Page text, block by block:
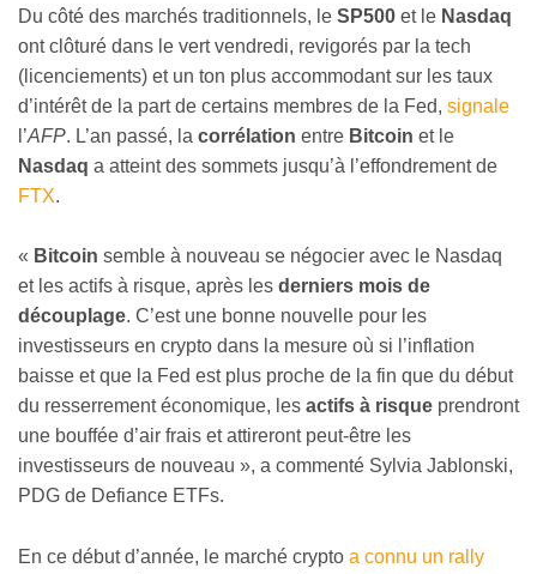
Du côté des marchés traditionnels, le SP500 et le Nasdaq
ont clôturé dans le vert vendredi, revigorés par la tech
(licenciements) et un ton plus accommodant sur les taux
d’intérêt de la part de certains membres de la Fed, signale
l’AFP. L’an passé, la corrélation entre Bitcoin et le
Nasdaq a atteint des sommets jusqu’à l’effondrement de
FTX.
« Bitcoin semble à nouveau se négocier avec le Nasdaq
et les actifs à risque, après les derniers mois de
découplage. C’est une bonne nouvelle pour les
investisseurs en crypto dans la mesure où si l’inflation
baisse et que la Fed est plus proche de la fin que du début
du resserrement économique, les actifs à risque prendront
une bouffée d’air frais et attireront peut-être les
investisseurs de nouveau », a commenté Sylvia Jablonski,
PDG de Defiance ETFs.
En ce début d’année, le marché crypto a connu un rally